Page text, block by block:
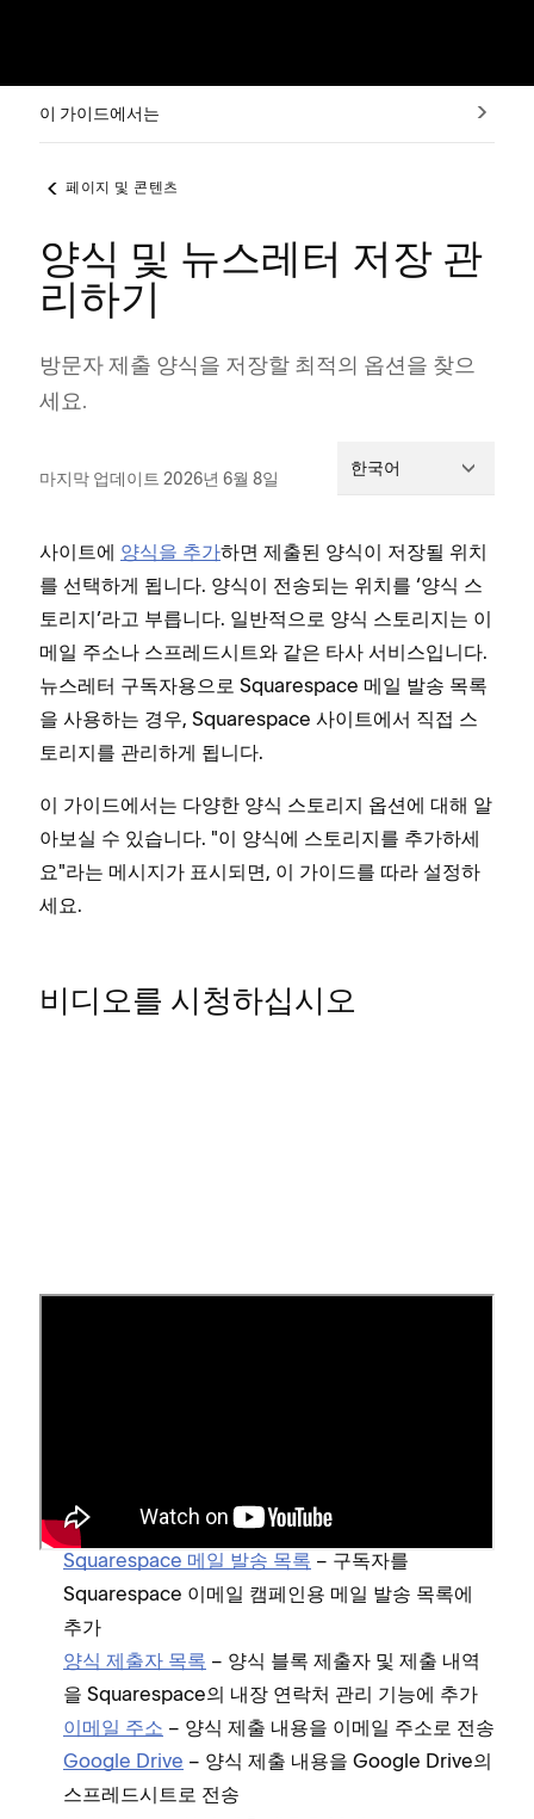
이 가이드에서는
페이지 및 콘텐츠
양식 및 뉴스레터 저장 관
리하기
방문자 제출 양식을 저장할 최적의 옵션을 찾으
세요.
마지막 업데이트 2026년 6월 8일 한국어
사이트에 양식을 추가하면 제출된 양식이 저장될 위치
를 선택하게 됩니다. 양식이 전송되는 위치를 ‘양식 스
토리지’라고 부릅니다. 일반적으로 양식 스토리지는 이
메일 주소나 스프레드시트와 같은 타사 서비스입니다.
뉴스레터 구독자용으로 Squarespace 메일 발송 목록
을 사용하는 경우, Squarespace 사이트에서 직접 스
토리지를 관리하게 됩니다.
이 가이드에서는 다양한 양식 스토리지 옵션에 대해 알
아보실 수 있습니다. "이 양식에 스토리지를 추가하세
요"라는 메시지가 표시되면, 이 가이드를 따라 설정하
세요.
비디오를 시청하십시오
용을 보려면 아래 링크를 클릭하세요.
Squarespace 메일 발송 목록 – 구독자를
Squarespace 이메일 캠페인용 메일 발송 목록에
추가
양식 제출자 목록 – 양식 블록 제출자 및 제출 내역
을 Squarespace의 내장 연락처 관리 기능에 추가
이메일 주소 – 양식 제출 내용을 이메일 주소로 전송
Google Drive – 양식 제출 내용을 Google Drive의
스프레드시트로 전송